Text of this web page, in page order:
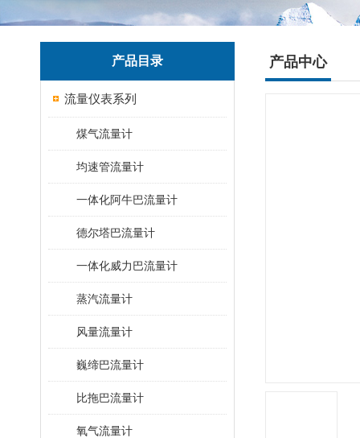
产品目录
流量仪表系列
煤气流量计
均速管流量计
一体化阿牛巴流量计
德尔塔巴流量计
一体化威力巴流量计
蒸汽流量计
风量流量计
巍缔巴流量计
比拖巴流量计
氧气流量计
产品中心